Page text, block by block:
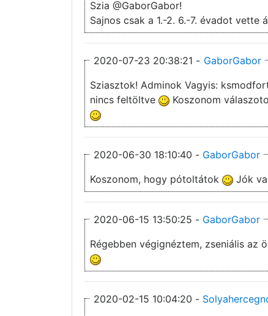
Szia @GaborGabor!
Sajnos csak a 1.-2. 6.-7. évadot
2020-07-23 20:38:21 - GaborGabor
Sziasztok! Adminok Vagyis: ksmodforthios. Szeretném kérdezni, hogy a 3 as, 4 es évadhoz van esély szinkronra? Illetve az 5 os évad az
nincs feltöltve
Koszonom
2020-06-30 18:10:40 - GaborGabor
Koszonom, hogy pótoltátok
Jók
2020-06-15 13:50:25 - GaborGabor
Régebben végignéztem, zseniális az
2020-02-15 10:04:20 -